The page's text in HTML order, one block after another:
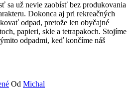
sa už nevie zaobísť bez produkovania
Dokonca aj pri rekreačných
odpad, pretože len obyčajné
papieri, skle a tetrapakoch. Stojíme
odpadmi, keď končíme náš
Od Michal